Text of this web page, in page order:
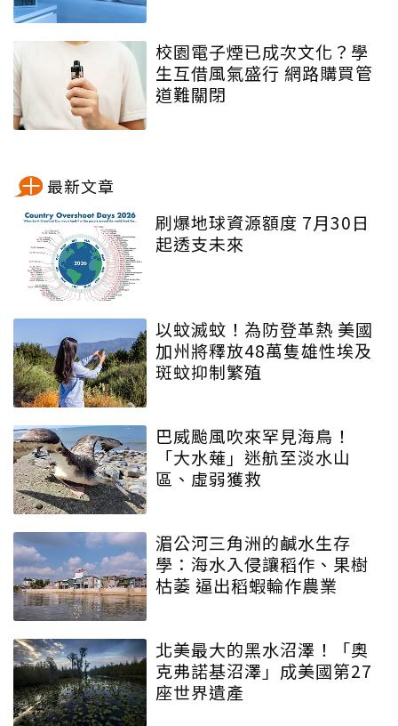
校園電子煙已成次文化？學
生互借風氣盛行 網路購買管
道難關閉
最新文章
刷爆地球資源額度 7月30日
起透支未來
以蚊滅蚊！為防登革熱 美國
加州將釋放48萬隻雄性埃及
斑蚊抑制繁殖
巴威颱風吹來罕見海鳥！
「大水薙」迷航至淡水山
區、虛弱獲救
湄公河三角洲的鹹水生存
學：海水入侵讓稻作、果樹
枯萎 逼出稻蝦輪作農業
北美最大的黑水沼澤！「奧
克弗諾基沼澤」成美國第27
座世界遺產